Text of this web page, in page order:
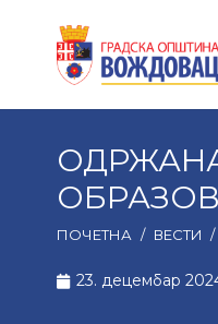
ПОЧЕТНА / ВЕСТИ /
23. децембар